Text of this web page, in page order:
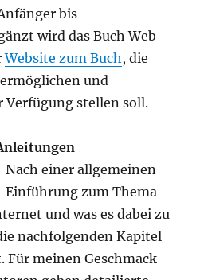
bis
wird das Buch Web
Website zum Buch, die
und
stellen soll.
Nach einer allgemeinen
Einführung zum Thema
und was es dabei zu
nachfolgenden Kapitel
meinen Geschmack